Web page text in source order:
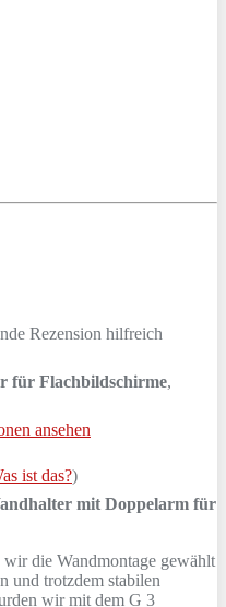
Rezension hilfreich
für Flachbildschirme,
ansehen
ist das?)
mit Doppelarm für
wir die Wandmontage gewählt
und trotzdem stabilen
wir mit dem G 3